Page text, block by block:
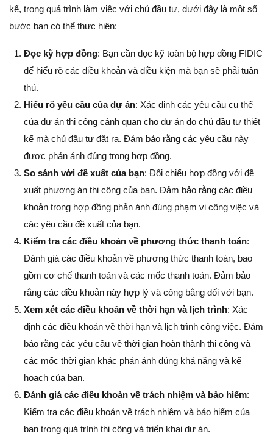
kế, trong quá trình làm việc với chủ đầu tư, dưới đây là một số
bước bạn có thể thực hiện:
Đọc kỹ hợp đồng: Bạn cần đọc kỹ toàn bộ hợp đồng FIDIC
để hiểu rõ các điều khoản và điều kiện mà bạn sẽ phải tuân
thủ.
Hiểu rõ yêu cầu của dự án: Xác định các yêu cầu cụ thể
của dự án thi công cảnh quan cho dự án do chủ đầu tư thiết
kế mà chủ đầu tư đặt ra. Đảm bảo rằng các yêu cầu này
được phản ánh đúng trong hợp đồng.
So sánh với đề xuất của bạn: Đối chiếu hợp đồng với đề
xuất phương án thi công của bạn. Đảm bảo rằng các điều
khoản trong hợp đồng phản ánh đúng phạm vi công việc và
các yêu cầu đề xuất của bạn.
Kiểm tra các điều khoản về phương thức thanh toán:
Đánh giá các điều khoản về phương thức thanh toán, bao
gồm cơ chế thanh toán và các mốc thanh toán. Đảm bảo
rằng các điều khoản này hợp lý và công bằng đối với bạn.
Xem xét các điều khoản về thời hạn và lịch trình: Xác
định các điều khoản về thời hạn và lịch trình công việc. Đảm
bảo rằng các yêu cầu về thời gian hoàn thành thi công và
các mốc thời gian khác phản ánh đúng khả năng và kế
hoạch của bạn.
Đánh giá các điều khoản về trách nhiệm và bảo hiểm:
Kiểm tra các điều khoản về trách nhiệm và bảo hiểm của
bạn trong quá trình thi công và triển khai dự án.